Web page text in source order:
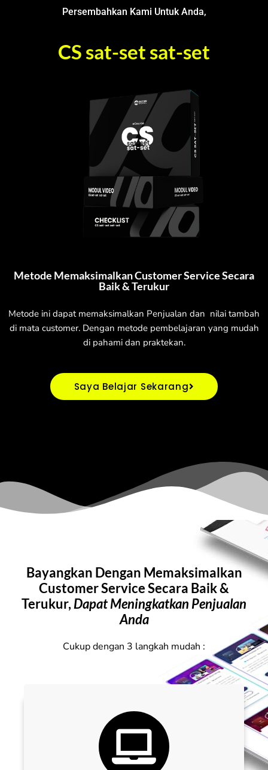
Persembahkan Kami Untuk Anda,
CS sat-set sat-set
Metode Memaksimalkan Customer Service Secara
Baik & Terukur
Metode ini dapat memaksimalkan Penjualan dan nilai tambah
di mata customer. Dengan metode pembelajaran yang mudah
di pahami dan praktekan.
Saya Belajar Sekarang
Bayangkan Dengan Memaksimalkan
Customer Service Secara Baik &
Terukur, Dapat Meningkatkan Penjualan
Anda
Cukup dengan 3 langkah mudah :